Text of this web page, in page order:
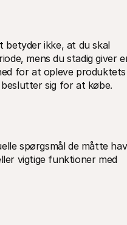
betyder ikke, at du skal
mens du stadig giver
for at opleve produktets
sig for at købe.
spørgsmål de måtte
vigtige funktioner med